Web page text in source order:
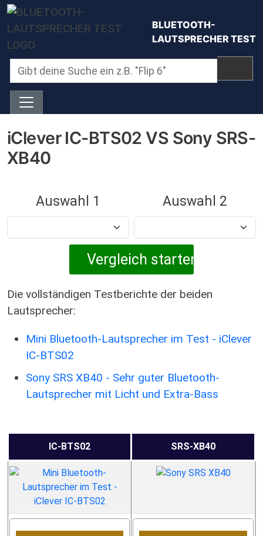
Direkt zum Inhalt
BLUETOOTH-
LAUTSPRECHER TEST
iClever IC-BTS02 VS Sony SRS-
XB40
Auswahl 1 Auswahl 2
Die vollständigen Testberichte der beiden
Lautsprecher:
Mini Bluetooth-Lautsprecher im Test - iClever
IC-BTS02
Sony SRS XB40 - Sehr guter Bluetooth-
Lautsprecher mit Licht und Extra-Bass
IC-BTS02 SRS-XB40